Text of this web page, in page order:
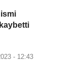
- 12:43